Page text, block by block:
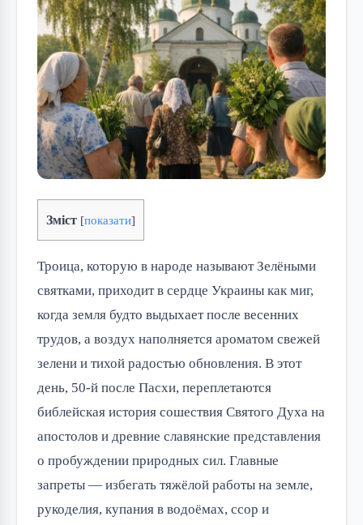
Зміст [показати]
Троица, которую в народе называют Зелёными
святками, приходит в сердце Украины как миг,
когда земля будто выдыхает после весенних
трудов, а воздух наполняется ароматом свежей
зелени и тихой радостью обновления. В этот
день, 50-й после Пасхи, переплетаются
библейская история сошествия Святого Духа на
апостолов и древние славянские представления
о пробуждении природных сил. Главные
запреты — избегать тяжёлой работы на земле,
рукоделия, купания в водоёмах, ссор и